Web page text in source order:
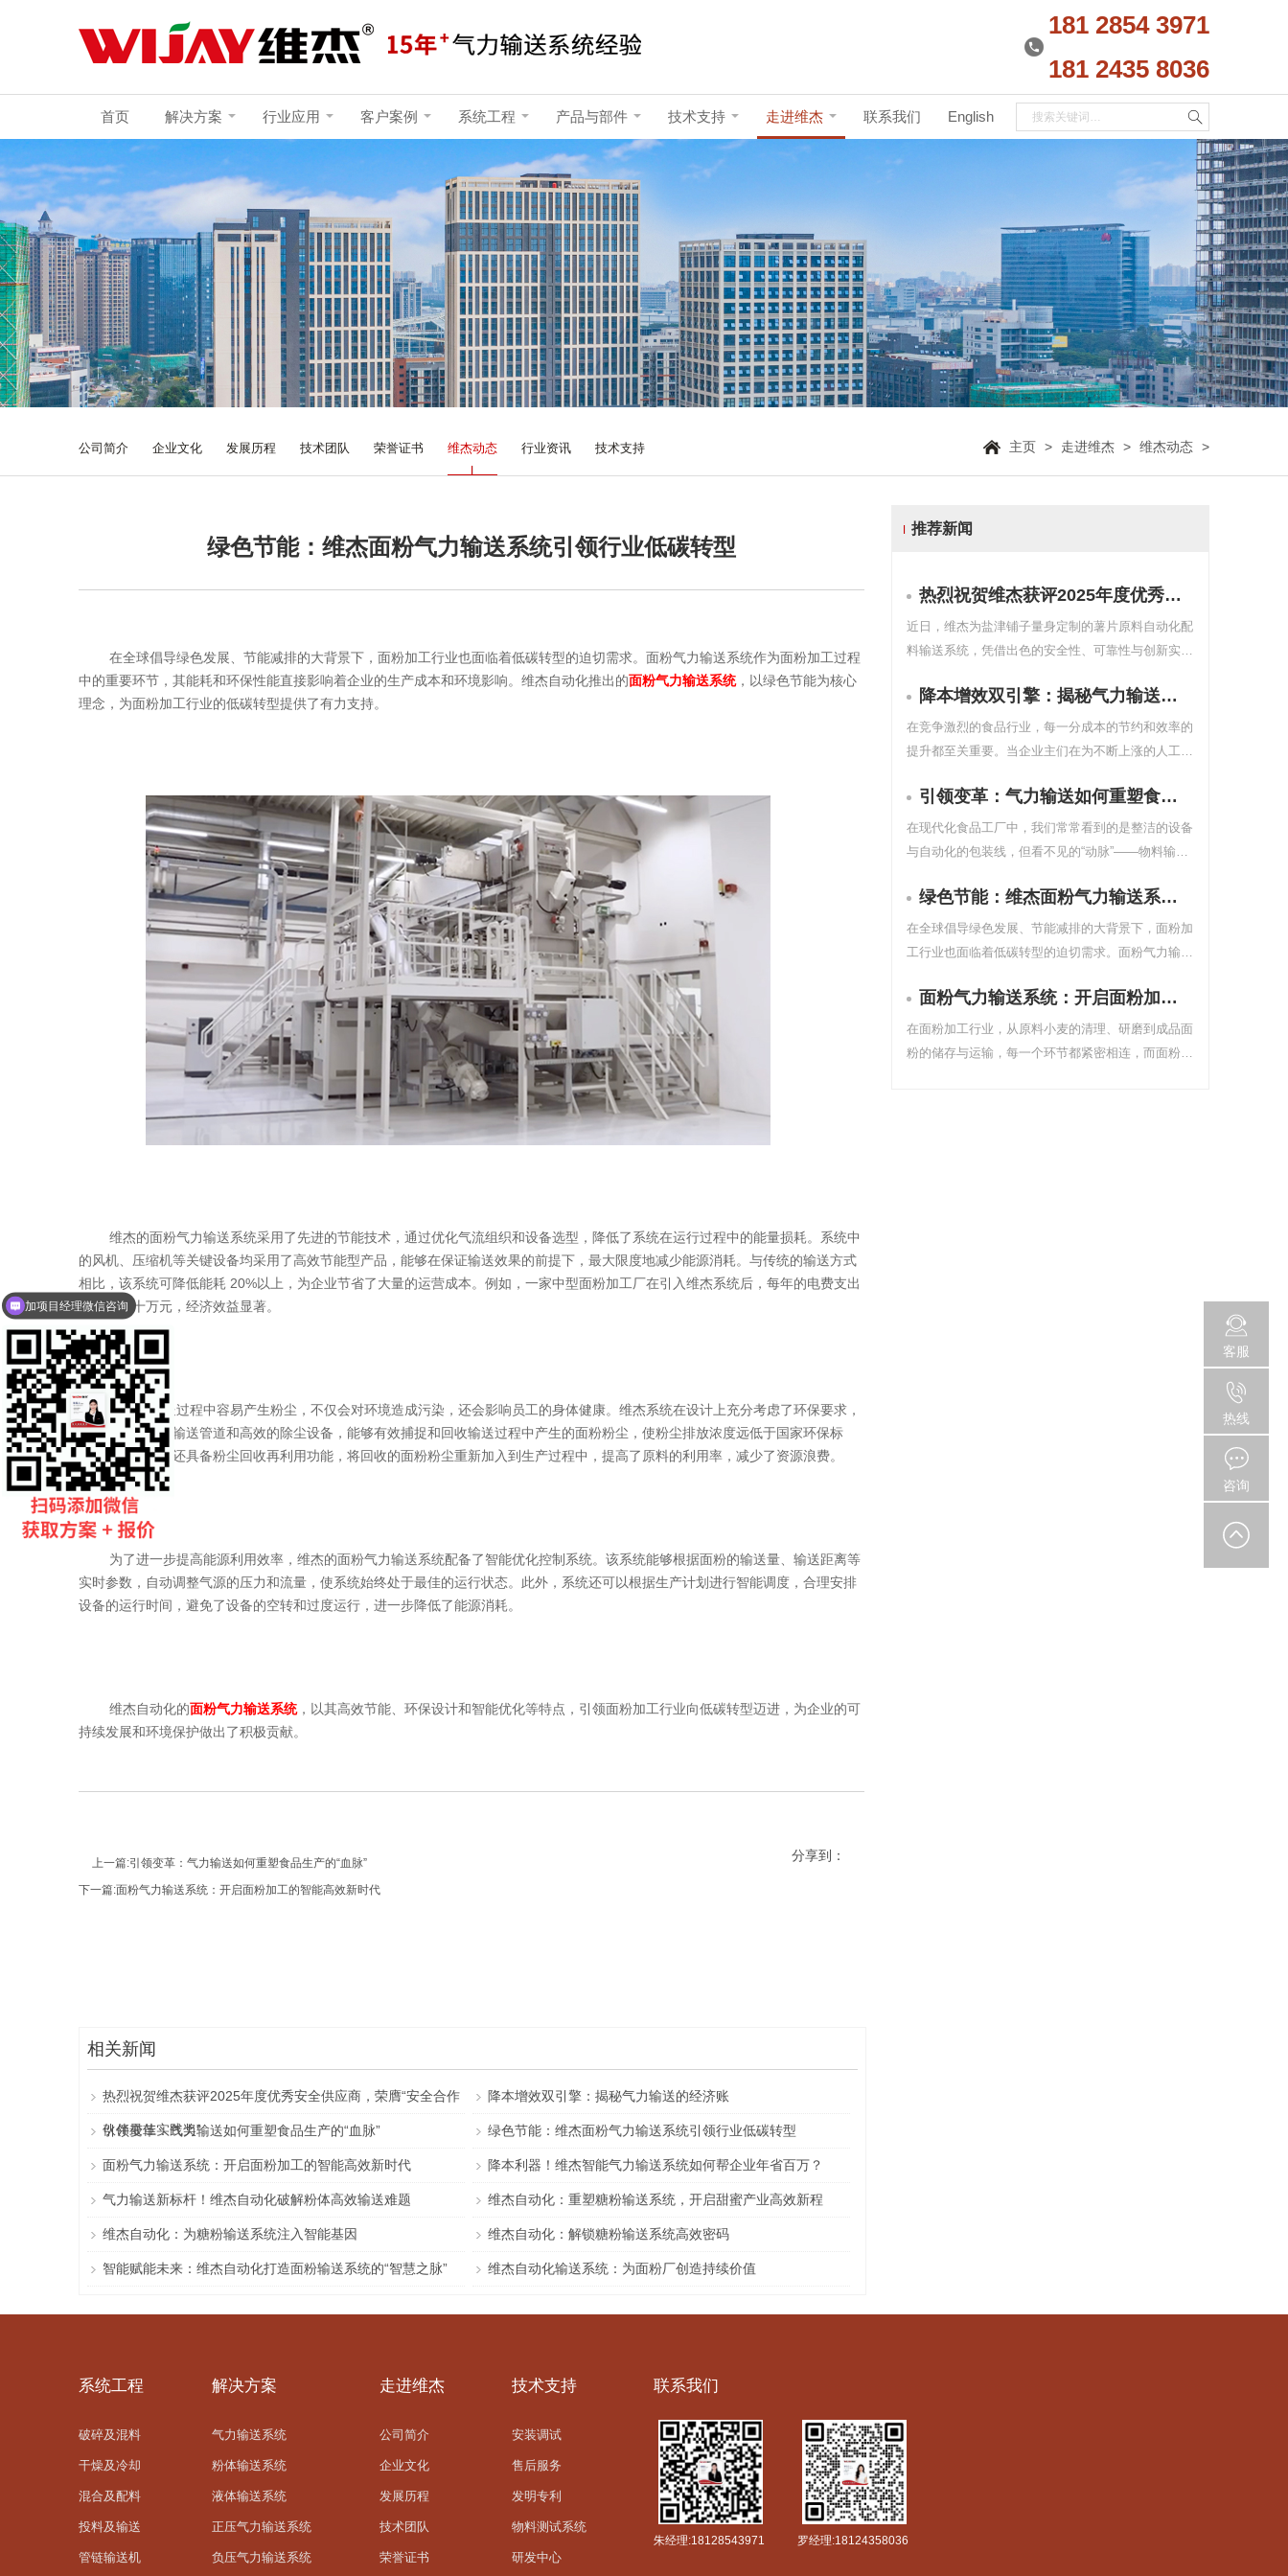
181 2854 3971
181 2435 8036
首页 解决方案 行业应用 客户案例 系统工程 产品与部件 技术支持 走进维杰 联系我们 English
公司简介 企业文化 发展历程 技术团队 荣誉证书 维杰动态 行业资讯 技术支持 主页 > 走进维杰 > 维杰动态 >
绿色节能：维杰面粉气力输送系统引领行业低碳转型
在全球倡导绿色发展、节能减排的大背景下，面粉加工行业也面临着低碳转型的迫切需求。面粉气力输送系统作为面粉加工过程
中的重要环节，其能耗和环保性能直接影响着企业的生产成本和环境影响。维杰自动化推出的面粉气力输送系统，以绿色节能为核心
理念，为面粉加工行业的低碳转型提供了有力支持。
维杰的面粉气力输送系统采用了先进的节能技术，通过优化气流组织和设备选型，降低了系统在运行过程中的能量损耗。系统中
的风机、压缩机等关键设备均采用了高效节能型产品，能够在保证输送效果的前提下，最大限度地减少能源消耗。与传统的输送方式
相比，该系统可降低能耗 20%以上，为企业节省了大量的运营成本。例如，一家中型面粉加工厂在引入维杰系统后，每年的电费支出
减少了数十万元，经济效益显著。
面粉在输送过程中容易产生粉尘，不仅会对环境造成污染，还会影响员工的身体健康。维杰系统在设计上充分考虑了环保要求，
采用了全密闭的输送管道和高效的除尘设备，能够有效捕捉和回收输送过程中产生的面粉粉尘，使粉尘排放浓度远低于国家环保标
准。同时，系统还具备粉尘回收再利用功能，将回收的面粉粉尘重新加入到生产过程中，提高了原料的利用率，减少了资源浪费。
为了进一步提高能源利用效率，维杰的面粉气力输送系统配备了智能优化控制系统。该系统能够根据面粉的输送量、输送距离等
实时参数，自动调整气源的压力和流量，使系统始终处于最佳的运行状态。此外，系统还可以根据生产计划进行智能调度，合理安排
设备的运行时间，避免了设备的空转和过度运行，进一步降低了能源消耗。
维杰自动化的面粉气力输送系统，以其高效节能、环保设计和智能优化等特点，引领面粉加工行业向低碳转型迈进，为企业的可
持续发展和环境保护做出了积极贡献。
上一篇:引领变革：气力输送如何重塑食品生产的“血脉”
下一篇:面粉气力输送系统：开启面粉加工的智能高效新时代
分享到：
相关新闻
热烈祝贺维杰获评2025年度优秀安全供应商，荣膺“安全合作
伙伴最佳实践奖”
降本增效双引擎：揭秘气力输送的经济账
引领变革：气力输送如何重塑食品生产的“血脉” 绿色节能：维杰面粉气力输送系统引领行业低碳转型
面粉气力输送系统：开启面粉加工的智能高效新时代 降本利器！维杰智能气力输送系统如何帮企业年省百万？
气力输送新标杆！维杰自动化破解粉体高效输送难题 维杰自动化：重塑糖粉输送系统，开启甜蜜产业高效新程
维杰自动化：为糖粉输送系统注入智能基因 维杰自动化：解锁糖粉输送系统高效密码
智能赋能未来：维杰自动化打造面粉输送系统的“智慧之脉” 维杰自动化输送系统：为面粉厂创造持续价值
推荐新闻
热烈祝贺维杰获评2025年度优秀安全供应商，荣膺“安全合作伙伴最佳实践奖”
近日，维杰为盐津铺子量身定制的薯片原料自动化配
料输送系统，凭借出色的安全性、可靠性与创新实
“安全合作伙伴最佳实践奖” 。这不仅是一份荣誉，更
是客户对我们技术实力、项目交付与服务品质的高度
认可。
降本增效双引擎：揭秘气力输送的经济账
在竞争激烈的食品行业，每一分成本的节约和效率的
提升都至关重要。当企业主们在为不断上涨的人工成
力输送系统提供了一份令人惊喜的“经济答卷”。
引领变革：气力输送如何重塑食品生产的“血脉”
在现代化食品工厂中，我们常常看到的是整洁的设备
与自动化的包装线，但看不见的“动脉”——物料输送
投料、机械输送方式正逐渐被一种更高效、更洁净的
技术所取代：气力输送。
绿色节能：维杰面粉气力输送系统引领行业低碳转型
在全球倡导绿色发展、节能减排的大背景下，面粉加
工行业也面临着低碳转型的迫切需求。面粉气力输送
性能直接影响着企业的生产成本和环境影响。维杰自
动化推出的面粉气力输送系统，以绿色节能为核心理
念，为面粉加工行业的低碳转型提供了有力支持。
面粉气力输送系统：开启面粉加工的智能高效新时代
在面粉加工行业，从原料小麦的清理、研磨到成品面
粉的储存与运输，每一个环节都紧密相连，而面粉的
系统工程
破碎及混料
干燥及冷却
混合及配料
投料及输送
管链输送机
解决方案
气力输送系统
粉体输送系统
液体输送系统
正压气力输送系统
负压气力输送系统
走进维杰
公司简介
企业文化
发展历程
技术团队
荣誉证书
技术支持
安装调试
售后服务
发明专利
物料测试系统
研发中心
联系我们
朱经理:18128543971 罗经理:18124358036
客服
热线
咨询
维杰15年气力输送厂家
加项目经理微信咨询